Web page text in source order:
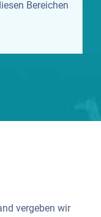
Bereichen
vergeben wir